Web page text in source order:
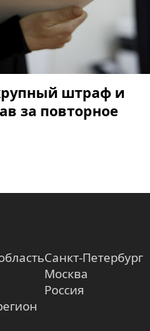
штраф и
за повторное
Санкт-Петербург
Москва
Россия